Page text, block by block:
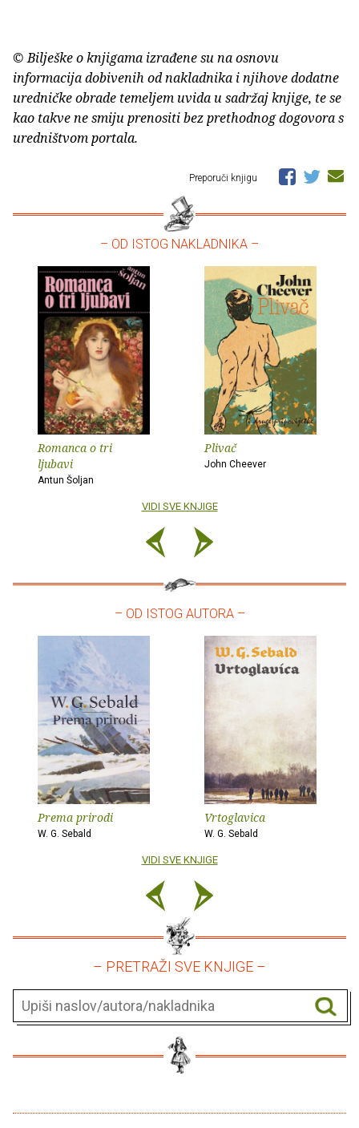
© Bilješke o knjigama izrađene su na osnovu
informacija dobivenih od nakladnika i njihove dodatne
uredničke obrade temeljem uvida u sadržaj knjige, te se
kao takve ne smiju prenositi bez prethodnog dogovora s
uredništvom portala.
Preporuči knjigu
– OD ISTOG NAKLADNIKA –
Romanca o tri
ljubavi
Antun Šoljan
Plivač
John Cheever
VIDI SVE KNJIGE
– OD ISTOG AUTORA –
Prema prirodi
W. G. Sebald
Vrtoglavica
W. G. Sebald
VIDI SVE KNJIGE
– PRETRAŽI SVE KNJIGE –